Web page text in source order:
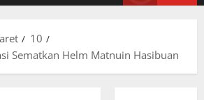
10
Sematkan Helm Matnuin Hasibuan